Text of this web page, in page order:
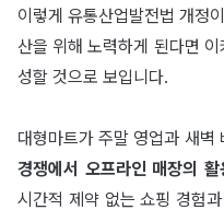
이렇게 유통산업발전법 개정
산을 위해 노력하게 된다면
성할 것으로 보입니다.
대형마트가 주말 영업과 새벽
경쟁에서 오프라인 매장의 활
시간적 제약 없는 쇼핑 경험